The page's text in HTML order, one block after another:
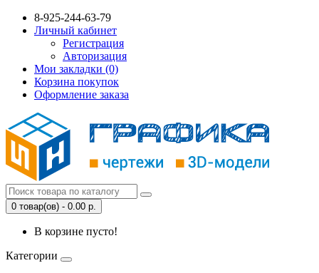
8-925-244-63-79
Личный кабинет
Регистрация
Авторизация
Мои закладки (0)
Корзина покупок
Оформление заказа
0 товар(ов) - 0.00 р.
В корзине пусто!
Категории